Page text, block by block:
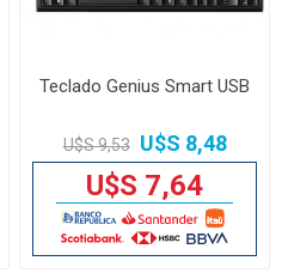
Teclado Genius Smart USB
U$S 9,53 U$S 8,48
U$S 7,64